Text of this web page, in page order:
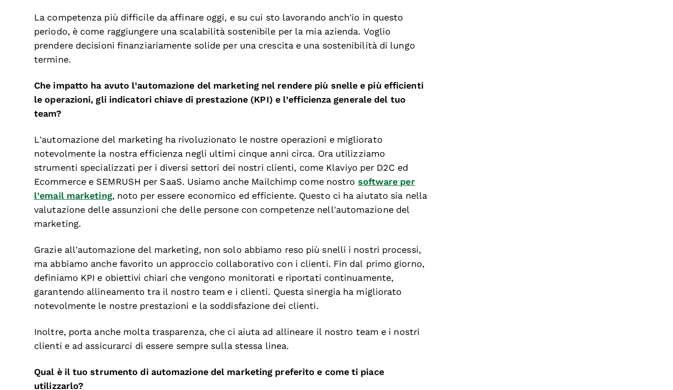
La competenza più difficile da affinare oggi, e su cui sto lavorando anch’io in questo
periodo, è come raggiungere una scalabilità sostenibile per la mia azienda. Voglio
prendere decisioni finanziariamente solide per una crescita e una sostenibilità di lungo
termine.
Che impatto ha avuto l’automazione del marketing nel rendere più snelle e più efficienti
le operazioni, gli indicatori chiave di prestazione (KPI) e l’efficienza generale del tuo
team?
L’automazione del marketing ha rivoluzionato le nostre operazioni e migliorato
notevolmente la nostra efficienza negli ultimi cinque anni circa. Ora utilizziamo
strumenti specializzati per i diversi settori dei nostri clienti, come Klaviyo per D2C ed
Ecommerce e SEMRUSH per SaaS. Usiamo anche Mailchimp come nostro software per
l’email marketing, noto per essere economico ed efficiente. Questo ci ha aiutato sia nella
valutazione delle assunzioni che delle persone con competenze nell’automazione del
marketing.
Grazie all’automazione del marketing, non solo abbiamo reso più snelli i nostri processi,
ma abbiamo anche favorito un approccio collaborativo con i clienti. Fin dal primo giorno,
definiamo KPI e obiettivi chiari che vengono monitorati e riportati continuamente,
garantendo allineamento tra il nostro team e i clienti. Questa sinergia ha migliorato
notevolmente le nostre prestazioni e la soddisfazione dei clienti.
Inoltre, porta anche molta trasparenza, che ci aiuta ad allineare il nostro team e i nostri
clienti e ad assicurarci di essere sempre sulla stessa linea.
Qual è il tuo strumento di automazione del marketing preferito e come ti piace
utilizzarlo?